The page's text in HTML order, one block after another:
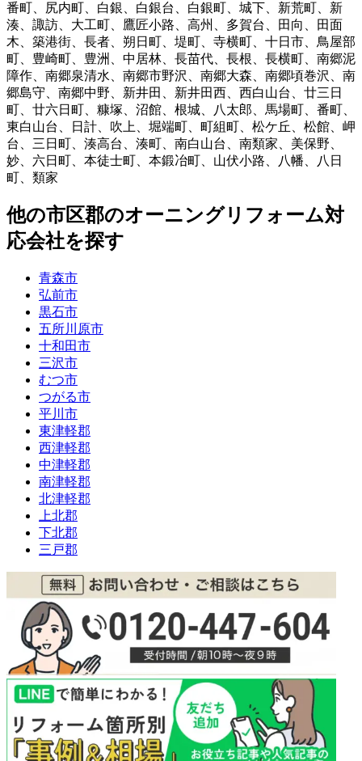
番町 尻内町 白銀 白銀台 白銀町 城下 新荒町
新
湊
諏訪 大工町 鷹匠小路 高州 多賀台 田向
田面
木
築港街 長者 朔日町 堤町 寺横町 十日市
鳥屋部
町
豊崎町 豊洲 中居林 長苗代 長根 長横町
南郷泥
障作
南郷泉清水 南郷市野沢 南郷大森 南郷頃巻沢
南
郷島守
南郷中野 新井田 新井田西 西白山台
廿三日
町
廿六日町 糠塚 沼館 根城 八太郎 馬場町 番町
東白山台
日計 吹上 堀端町 町組町 松ケ丘 松館
岬
台
三日町 湊高台 湊町 南白山台 南類家 美保野
妙
六日町 本徒士町 本鍛冶町 山伏小路 八幡
八日
町
類家
他の市区郡のオーニングリフォーム対
応会社を探す
青森市
弘前市
黒石市
五所川原市
十和田市
三沢市
むつ市
つがる市
平川市
東津軽郡
西津軽郡
中津軽郡
南津軽郡
北津軽郡
上北郡
下北郡
三戸郡